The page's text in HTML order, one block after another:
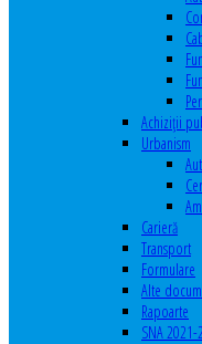
Achiziţii
Urbanism
Carieră
Transport
Formulare
Alte
Rapoarte
SNA 2021-